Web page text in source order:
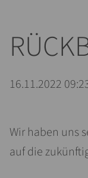
16.11.2022
Wir haben uns
auf die